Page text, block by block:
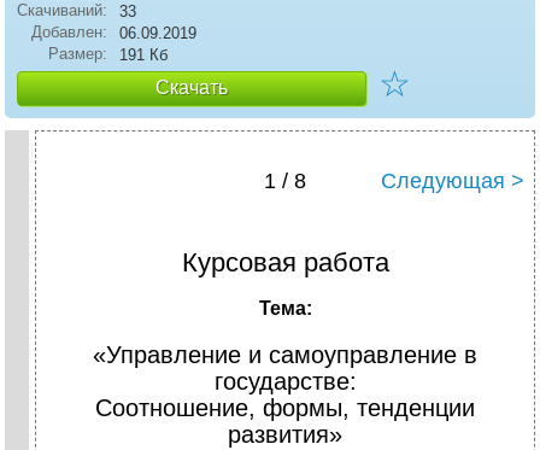
Скачиваний:
33
Добавлен:
06.09.2019
Размер:
191 Кб
Скачать ☆
1 / 8 Следующая >
Курсовая работа
Тема:
«Управление и самоуправление в
государстве:
Соотношение, формы, тенденции
развития»